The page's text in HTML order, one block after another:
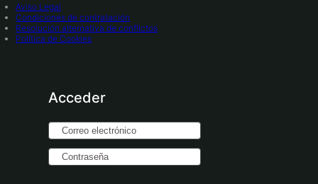
Aviso Legal
Condiciones de contratación
Resolución alternativa de conflictos
Política de Cookies
Acceder